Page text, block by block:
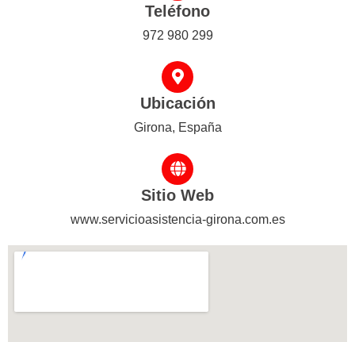
Teléfono
972 980 299
Ubicación
Girona, España
Sitio Web
www.servicioasistencia-girona.com.es